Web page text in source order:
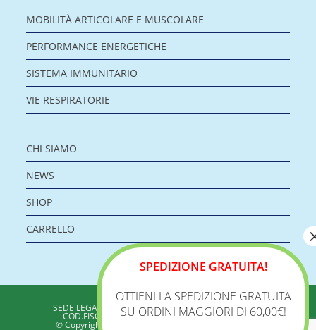
MOBILITÀ ARTICOLARE E MUSCOLARE
PERFORMANCE ENERGETICHE
SISTEMA IMMUNITARIO
VIE RESPIRATORIE
CHI SIAMO
NEWS
SHOP
CARRELLO
BIOLOGICA S.R.L.
SEDE LEGALE: VIA DELLA ZECCA 1 – 40100 BOLOGNA
COD.FISC./P.IVA: 04198960371 - REA: BO 353313
© Copyright 2020 - Biologica – Integratori Alimentari
SPEDIZIONE GRATUITA!
OTTIENI LA SPEDIZIONE GRATUITA
SU ORDINI MAGGIORI DI 60,00€!